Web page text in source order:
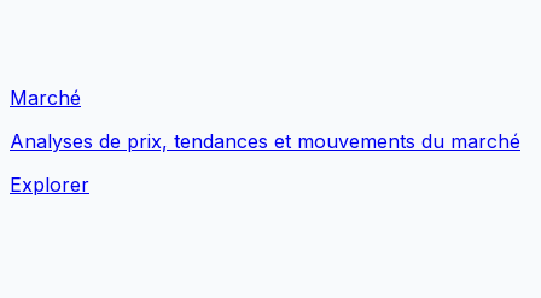
Marché
Analyses de prix, tendances et mouvements du marché
Explorer